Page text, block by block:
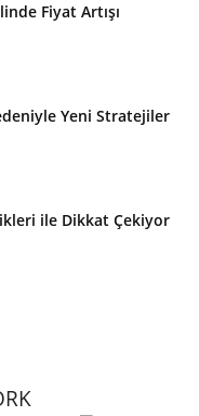
Fiyat Artışı
Yeni Stratejiler
ile Dikkat Çekiyor